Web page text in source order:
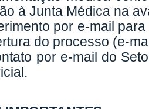
à Junta Médica na
por e-mail
do processo (e-
por e-mail do